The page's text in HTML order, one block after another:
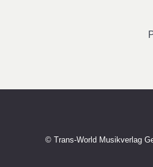
© Trans-World Musikverlag